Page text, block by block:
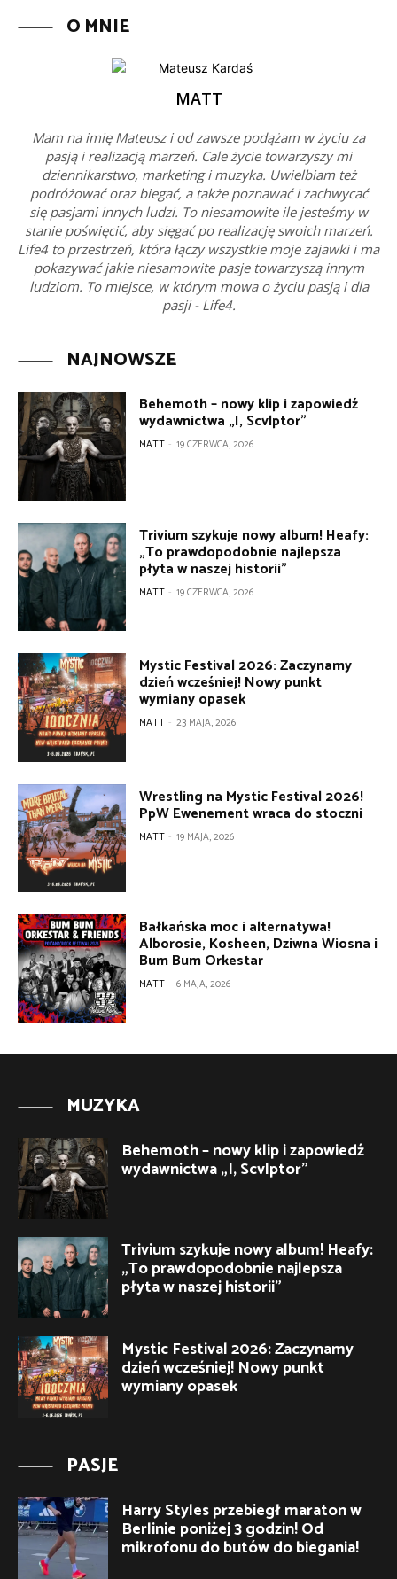
O MNIE
MATT
Mam na imię Mateusz i od zawsze podążam w życiu za
pasją i realizacją marzeń. Cale życie towarzyszy mi
dziennikarstwo, marketing i muzyka. Uwielbiam też
podróżować oraz biegać, a także poznawać i zachwycać
się pasjami innych ludzi. To niesamowite ile jesteśmy w
stanie poświęcić, aby sięgać po realizację swoich marzeń.
Life4 to przestrzeń, która łączy wszystkie moje zajawki i ma
pokazywać jakie niesamowite pasje towarzyszą innym
ludziom. To miejsce, w którym mowa o życiu pasją i dla
pasji - Life4.
NAJNOWSZE
Behemoth – nowy klip i zapowiedź
wydawnictwa „I, Scvlptor”
MATT - 19 CZERWCA, 2026
Trivium szykuje nowy album! Heafy:
„To prawdopodobnie najlepsza
płyta w naszej historii”
MATT - 19 CZERWCA, 2026
Mystic Festival 2026: Zaczynamy
dzień wcześniej! Nowy punkt
wymiany opasek
MATT - 23 MAJA, 2026
Wrestling na Mystic Festival 2026!
PpW Ewenement wraca do stoczni
MATT - 19 MAJA, 2026
Bałkańska moc i alternatywa!
Alborosie, Kosheen, Dziwna Wiosna i
Bum Bum Orkestar
MATT - 6 MAJA, 2026
MUZYKA
Behemoth – nowy klip i zapowiedź
wydawnictwa „I, Scvlptor”
Trivium szykuje nowy album! Heafy:
„To prawdopodobnie najlepsza
płyta w naszej historii”
Mystic Festival 2026: Zaczynamy
dzień wcześniej! Nowy punkt
wymiany opasek
PASJE
Harry Styles przebiegł maraton w
Berlinie poniżej 3 godzin! Od
mikrofonu do butów do biegania!